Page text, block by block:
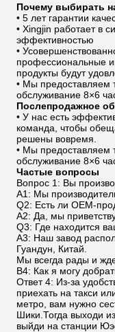
Почему выбирать
• 5 лет гарантии
• Xingjin работает в
эффективностью
•
профессиональные
продукты будут
• Мы предоставляем
обслуживание 8×6
Послепродажное
• У нас есть
команда, чтобы
решены вовремя.
• Мы предоставляем
обслуживание 8×6
Частые вопросы
Вопрос 1: Вы
A1: Мы
Q2: Есть ли OEM-
A2: Да, мы
Q3: Где находится
A3: Наш завод
Гуандун, Китай.
Мы всегда рады и
В4: Как я могу
Ответ 4: Из-за
приехать на такси
метро, вам нужно
Шики.Тогда выходи
выйди на станции